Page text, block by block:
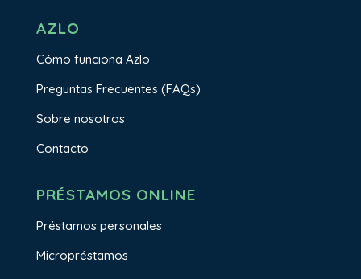
AZLO
Cómo funciona Azlo
Preguntas Frecuentes (FAQs)
Sobre nosotros
Contacto
PRÉSTAMOS ONLINE
Préstamos personales
Micropréstamos